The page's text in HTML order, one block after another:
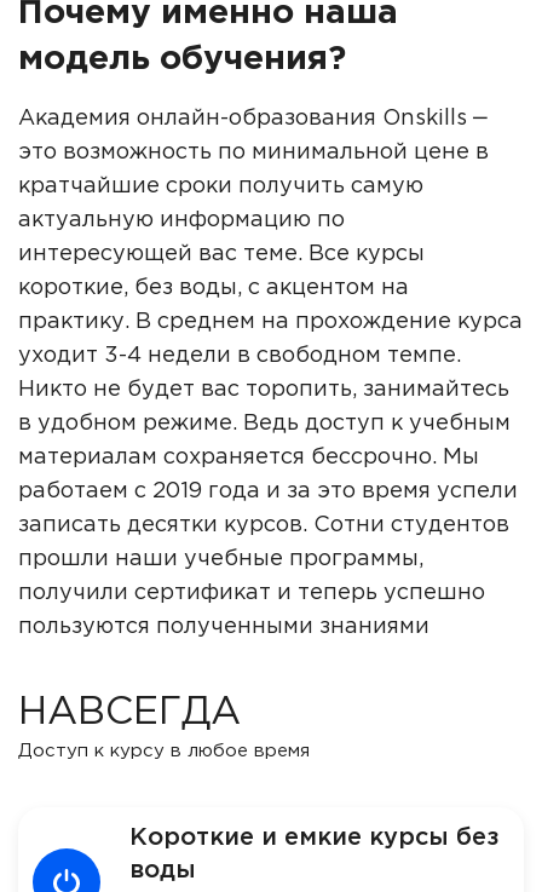
Почему именно наша
модель обучения?
Академия онлайн-образования Onskills ‒
это возможность по минимальной цене в
кратчайшие сроки получить самую
актуальную информацию по
интересующей вас теме. Все курсы
короткие, без воды, с акцентом на
практику. В среднем на прохождение курса
уходит 3-4 недели в свободном темпе.
Никто не будет вас торопить, занимайтесь
в удобном режиме. Ведь доступ к учебным
материалам сохраняется бессрочно. Мы
работаем с 2019 года и за это время успели
записать десятки курсов. Сотни студентов
прошли наши учебные программы,
получили сертификат и теперь успешно
пользуются полученными знаниями
НАВСЕГДА
Доступ к курсу в любое время
Короткие и емкие курсы без
воды